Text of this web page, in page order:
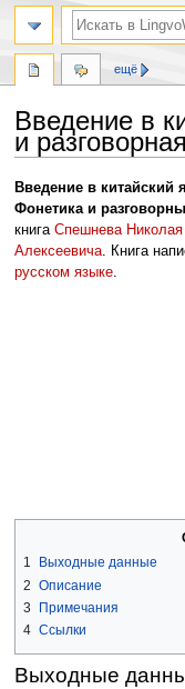
Введение в
и
Перейти
к
навигации
Перейти
к
поиску
Введение в китайский
Фонетика и
книга Спешнева Николая
Алексеевича. Книга
русском языке.
1
Выходные данные
2 Описание
3
Примечания
4 Ссылки
Выходные
ещё